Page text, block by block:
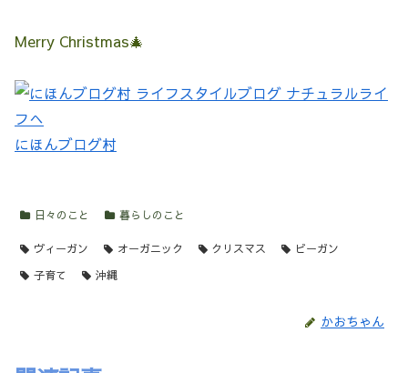
Merry Christmas🎄
にほんブログ村
日々のこと 暮らしのこと
ヴィーガン オーガニック クリスマス
ビーガン
子育て
沖縄
かおちゃん